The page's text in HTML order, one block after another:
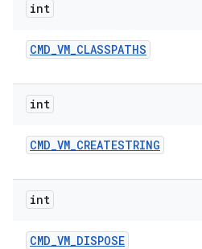
int
CMD_VM_CLASSPATHS
int
CMD_VM_CREATESTRING
int
CMD_VM_DISPOSE